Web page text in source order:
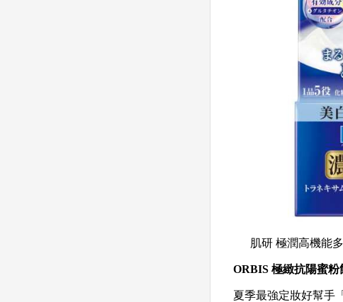
肌研 極潤高機能
ORBIS 極緻抗陽蜜
夏季最強定妝好幫手